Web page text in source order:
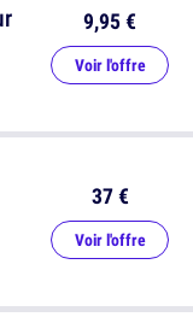
9,95 €
Voir l'offre
37 €
Voir l'offre